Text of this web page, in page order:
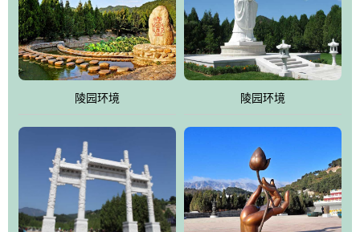
郁绚丽、优雅宜人的园林景观构成其外部形象。通过墓园建设与造
园手法相结合的默契操作，建成一处特色鲜明、服务周全、环境优
美、民族风格突出，与周边文物古迹交相呼应的极具吸引力的花园
式园林。
万佛园工程一期占地448亩，目前完成投资近12亿元人民币，园区采
用全仿古式建筑，寻求与世界文化遗产地清东陵的和谐统一，在园
区建设中寻求陵园建设与景区建设的有机融合，充分发挥独一无二
的地形优势，打造现代艺术园林，建设旅游景观、寺庙、酒店等综
合服务设施，服务于陵园经营，使企业的多元化经营项目相互依
托、相互促进，园区绿化覆盖率达90%。
陵园环境 陵园环境